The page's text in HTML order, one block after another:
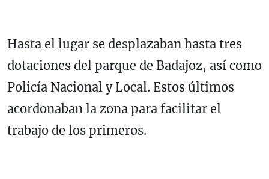
Hasta el lugar se desplazaban hasta tres
dotaciones del parque de Badajoz, así como
Policía Nacional y Local. Estos últimos
acordonaban la zona para facilitar el
trabajo de los primeros.